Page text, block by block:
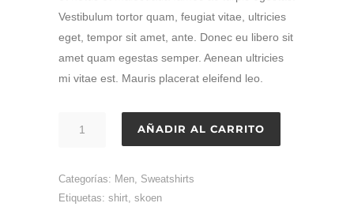
de
clientes
Vestibulum tortor quam, feugiat vitae, ultricies
eget, tempor sit amet, ante. Donec eu libero sit
amet quam egestas semper. Aenean ultricies
mi vitae est. Mauris placerat eleifend leo.
AÑADIR AL CARRITO
Categorías: Men Sweatshirts
Etiquetas: shirt skoen